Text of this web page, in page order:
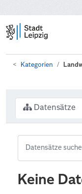
Kategorien
Datensätze
Keine